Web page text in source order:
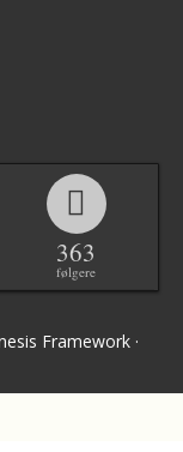
363
følgere
Framework ·